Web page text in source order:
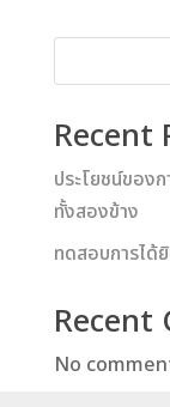
Recent
ประโยชน์ของ
ทั้งสองข้าง
ทดสอบการได้
Recent
No